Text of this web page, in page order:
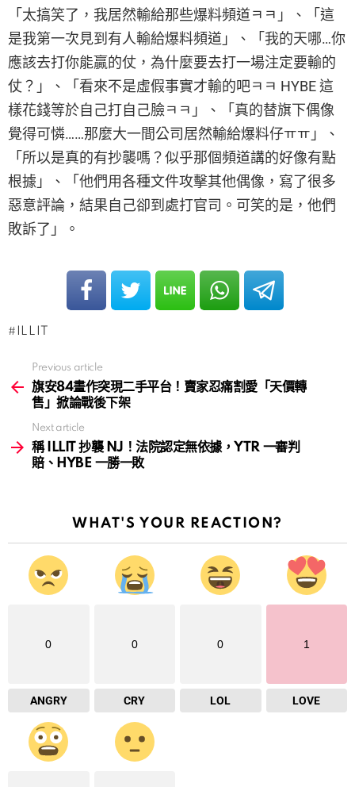
「太搞笑了，我居然輸給那些爆料頻道ㅋㅋ」、「這
是我第一次見到有人輸給爆料頻道」、「我的天哪…你
應該去打你能贏的仗，為什麼要去打一場注定要輸的
仗？」、「看來不是虛假事實才輸的吧ㅋㅋ HYBE 這
樣花錢等於自己打自己臉ㅋㅋ」、「真的替旗下偶像
覺得可憐……那麼大一間公司居然輸給爆料仔ㅠㅠ」、
「所以是真的有抄襲嗎？似乎那個頻道講的好像有點
根據」、「他們用各種文件攻擊其他偶像，寫了很多
惡意評論，結果自己卻到處打官司。可笑的是，他們
敗訴了」。
ILLIT
more
Previous article
旗安84畫作突現二手平台！賣家忍痛割愛「天價轉
售」掀論戰後下架
Next article
稱 ILLIT 抄襲 NJ！法院認定無依據，YTR 一審判
賠、HYBE 一勝一敗
WHAT'S YOUR REACTION?
0
ANGRY
0
CRY
0
LOL
1
LOVE